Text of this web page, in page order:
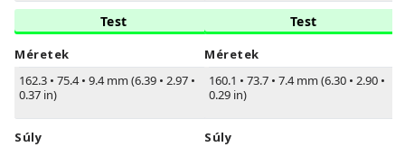
Test
Méretek
162.3 • 75.4• 9.4 mm (6.39 • 2.97 •
0.37 in)
Súly
Test
Méretek
160.1 • 73.7 • 7.4 mm (6.30 • 2.90 •
0.29 in)
Súly